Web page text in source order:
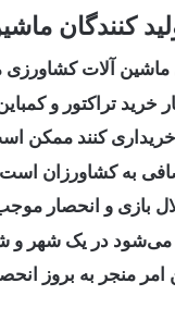
کنندگان
آلات کشاورزی
خرید تراکتور و
کنند ممکن
به کشاورزان
دلال بازی و
می‌شود در یک شهر و
امر منجر به بروز